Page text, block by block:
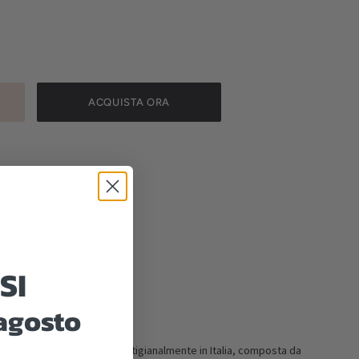
ACQUISTA ORA
oro rosa 18 kt, fatta artigianalmente in Italia, composta da